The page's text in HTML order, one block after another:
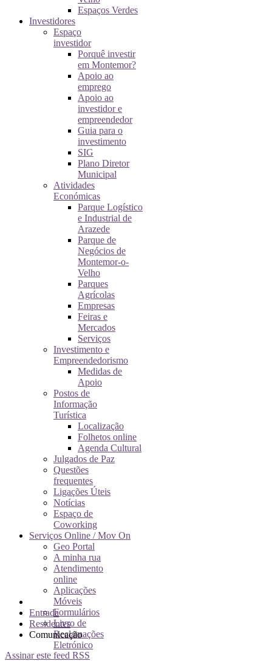
Espaços Verdes
Investidores
Espaço
investidor
Porquê investir
em Montemor?
Apoio ao
emprego
Apoio ao
investidor e
empreendedor
Guia para o
investimento
SIG
Plano Diretor
Municipal
Atividades
Económicas
Parque Logístico
e Industrial de
Arazede
Parque de
Negócios de
Montemor-o-
Velho
Parques
Agrícolas
Empresas
Feiras e
Mercados
Serviços
Investimento e
Empreendedorismo
Medidas de
Apoio
Postos de
Informação
Turística
Localização
Folhetos online
Agenda Cultural
Julgados de Paz
Questões
frequentes
Ligações Úteis
Notícias
Espaço de
Coworking
Serviços Online / Mov On
Geo Portal
A minha rua
Atendimento
online
Aplicações
Móveis
Formulários
Livro de
Reclamações
Eletrónico
Entrada
Residentes
Comunicação
Assinar este feed RSS